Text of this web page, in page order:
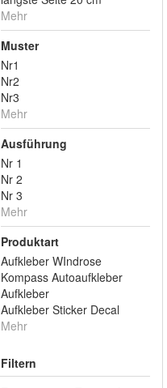
Mehr
Muster
Nr1
Nr2
Nr3
Mehr
Ausführung
Nr 1
Nr 2
Nr 3
Mehr
Produktart
Aufkleber WIndrose
Kompass Autoaufkleber
Aufkleber
Aufkleber Sticker Decal
Mehr
Filtern